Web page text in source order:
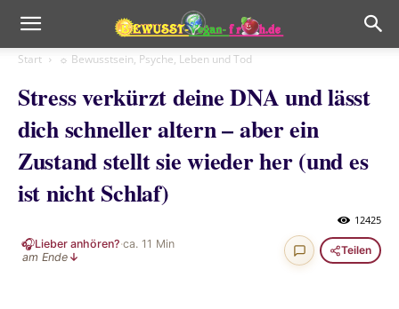
Start ☼ Bewusstsein, Psyche, Leben und Tod
Stress verkürzt deine DNA und lässt
dich schneller altern – aber ein
Zustand stellt sie wieder her (und es
ist nicht Schlaf)
12425
🎧Lieber anhören?·ca. 11 Min
am Ende ↓
Teilen